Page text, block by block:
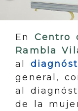
En Centro
Rambla
al
general,
al
de la